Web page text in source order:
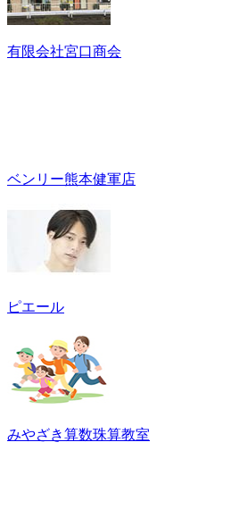
有限会社宮口商会
ベンリー熊本健軍店
ピエール
みやざき算数珠算教室